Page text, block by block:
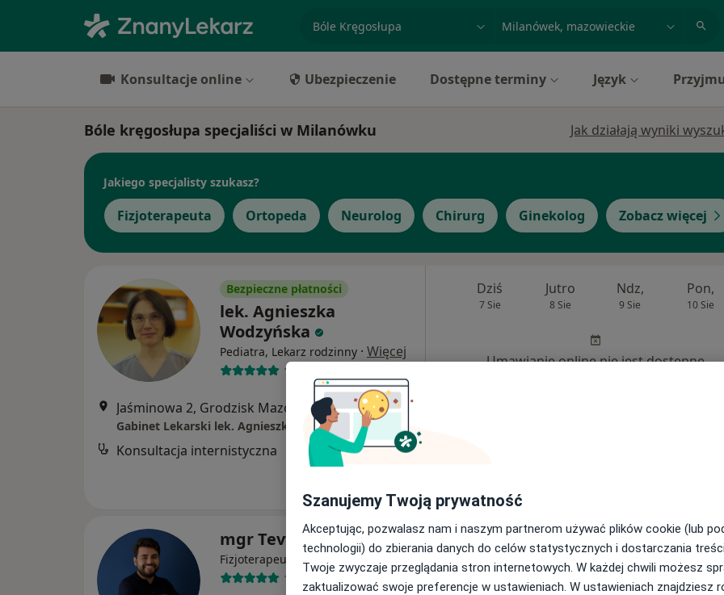
specjalizacja, badanie lub nazwiskomiasto lub dzielnica
Konsultacje online Ubezpieczenie Dostępne terminy Język
Bóle kręgosłupa specjaliści w Milanówku Jak działają wyniki
Jakiego specjalisty szukasz?
Fizjoterapeuta Ortopeda Neurolog Chirurg Ginekolog Zobacz więcej
Bezpieczne płatności
lek. Agnieszka
Wodzyńska
Pediatra, Lekarz rodzinny · Więcej
18 opinii
Jaśminowa 2, Grodzisk Mazowiecki •Mapa
Gabinet Lekarski lek. Agnieszka Wodzyńska
Konsultacja internistyczna 180 zł
Dziś
7 Sie
Jutro
8 Sie
Ndz,
9 Sie
Pon,
10 Sie
Umawianie online nie jest dostępne
mgr Tevfik Ersoy
Fizjoterapeuta, Osteopata · Więcej
174 opinie
Dziś
7 Sie
Jutro
8 Sie
Ndz,
9 Sie
Pon,
10 Sie
Szanujemy Twoją prywatność
Akceptując, pozwalasz nam i naszym partnerom używać plików cookie (lub
technologii) do zbierania danych do celów statystycznych i dostarczania
Twoje zwyczaje przeglądania stron internetowych. W każdej chwili możesz
zaktualizować swoje preferencje w ustawieniach. W ustawieniach znajdziesz